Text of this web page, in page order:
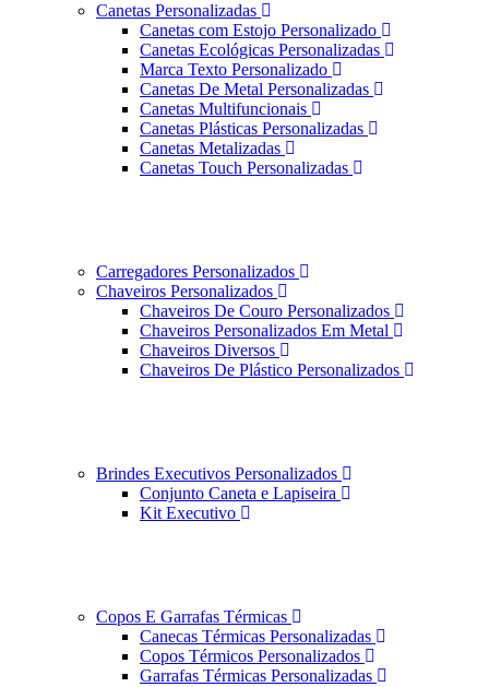
Canetas Personalizadas
Canetas com Estojo Personalizado
Canetas Ecológicas Personalizadas
Marca Texto Personalizado
Canetas De Metal Personalizadas
Canetas Multifuncionais
Canetas Plásticas Personalizadas
Canetas Metalizadas
Canetas Touch Personalizadas
Carregadores Personalizados
Chaveiros Personalizados
Chaveiros De Couro Personalizados
Chaveiros Personalizados Em Metal
Chaveiros Diversos
Chaveiros De Plástico Personalizados
Brindes Executivos Personalizados
Conjunto Caneta e Lapiseira
Kit Executivo
Copos E Garrafas Térmicas
Canecas Térmicas Personalizadas
Copos Térmicos Personalizados
Garrafas Térmicas Personalizadas